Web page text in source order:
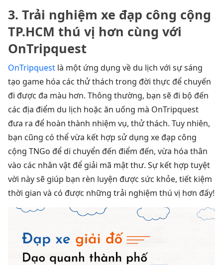
3. Trải nghiệm xe đạp công cộng
TP.HCM thú vị hơn cùng với
OnTripquest
OnTripquest là một ứng dụng về du lịch với sự sáng
tạo game hóa các thử thách trong đời thực để chuyến
đi được đa màu hơn. Thông thường, bạn sẽ đi bộ đến
các địa điểm du lịch hoặc ăn uống mà OnTripquest
đưa ra để hoàn thành nhiệm vụ, thử thách. Tuy nhiên,
bạn cũng có thể vừa kết hợp sử dụng xe đạp công
cộng TNGo để di chuyển đến điểm đến, vừa hóa thân
vào các nhân vật để giải mã mật thư. Sự kết hợp tuyệt
vời này sẽ giúp bạn rèn luyện được sức khỏe, tiết kiệm
thời gian và có được những trải nghiệm thú vị hơn đấy!